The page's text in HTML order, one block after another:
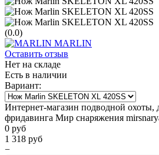
(0.0)
MARLIN
Оставить отзыв
Нет на складе
Есть в наличии
Вариант:
Интернет-магазин подводной охоты,
фридавинга Мир снаряжения
0 руб
1 318 руб
−